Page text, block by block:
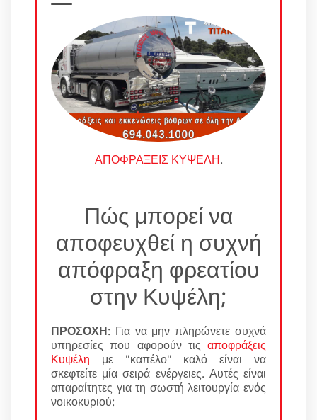
ΑΠΟΦΡΑΞΕΙΣ ΚΥΨΕΛΗ.
Πώς μπορεί να
αποφευχθεί η συχνή
απόφραξη φρεατίου
στην Κυψέλη;
ΠΡΟΣΟΧΗ: Για να μην πληρώνετε συχνά
υπηρεσίες που αφορούν τις αποφράξεις
Κυψέλη με "καπέλο" καλό είναι να
σκεφτείτε μία σειρά ενέργειες. Αυτές είναι
απαραίτητες για τη σωστή λειτουργία ενός
νοικοκυριού: